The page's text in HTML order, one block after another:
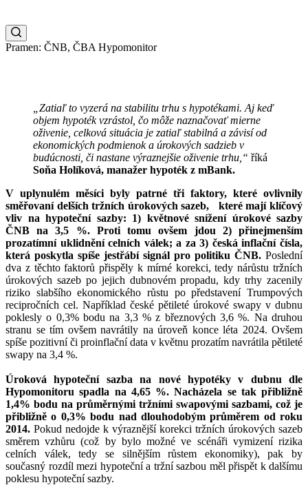
Pramen: ČNB, ČBA Hypomonitor
„Zatiaľ to vyzerá na stabilitu trhu s hypotékami. Aj keď
objem hypoték vzrástol, čo môže naznačovať mierne
oživenie, celková situácia je zatiaľ stabilná a závisí od
ekonomických podmienok a úrokových sadzieb v
budúcnosti, či nastane výraznejšie oživenie trhu,“ říká
Soňa Holíková, manažer hypoték z mBank.
V uplynulém měsíci byly patrné tři faktory, které ovlivnily
směřovaní delších tržních úrokových sazeb, které mají klíčový
vliv na hypoteční sazby: 1) květnové snížení úrokové sazby
ČNB na 3,5 %. Proti tomu ovšem jdou 2) přinejmenším
prozatímní uklidnění celních válek; a za 3) česká inflační čísla,
která poskytla spíše jestřábí signál pro politiku ČNB. Poslední
dva z těchto faktorů přispěly k mírné korekci, tedy nárůstu tržních
úrokových sazeb po jejich dubnovém propadu, kdy trhy zacenily
riziko slabšího ekonomického růstu po představení Trumpových
recipročních cel. Například české pětileté úrokové swapy v dubnu
poklesly o 0,3% bodu na 3,3 % z březnových 3,6 %. Na druhou
stranu se tím ovšem navrátily na úroveň konce léta 2024. Ovšem
spíše pozitivní či proinflační data v květnu prozatím navrátila pětileté
swapy na 3,4 %.
Úroková hypoteční sazba na nové hypotéky v dubnu dle
Hypomonitoru spadla na 4,65 %. Nacházela se tak přibližně
1,4% bodu na průměrnými tržními swapovými sazbami, což je
přibližně o 0,3% bodu nad dlouhodobým průměrem od roku
2014. Pokud nedojde k výraznější korekci tržních úrokových sazeb
směrem vzhůru (což by bylo možné ve scénáři vymizení rizika
celních válek, tedy se silnějším růstem ekonomiky), pak by
současný rozdíl mezi hypoteční a tržní sazbou měl přispět k dalšímu
poklesu hypoteční sazby.